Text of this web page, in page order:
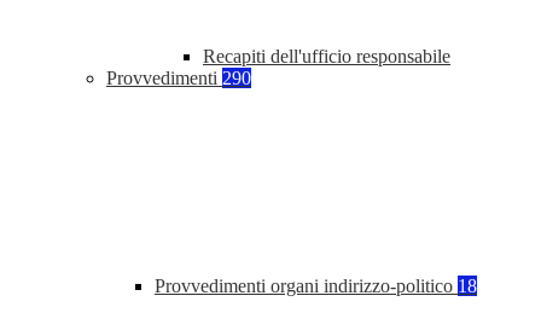
Recapiti dell'ufficio responsabile
Provvedimenti 290
Provvedimenti organi indirizzo-politico 18